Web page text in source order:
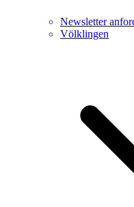
Newsletter
Völklingen